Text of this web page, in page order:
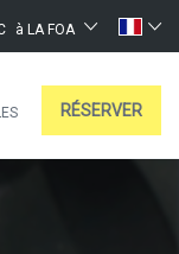
à LA FOA
RÉSERVER